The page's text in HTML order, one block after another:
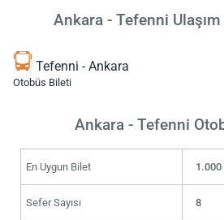
Ankara - Tefenni
Tefenni - Ankara
Otobüs Bileti
Ankara - Tefenni
En Uygun Bilet 1.000
Sefer Sayısı 8